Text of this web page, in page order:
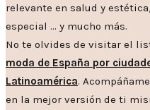
relevante en salud y
especial … y mucho más.
No te olvides de visitar el
moda de España por
Latinoamérica.
en la mejor versión de ti